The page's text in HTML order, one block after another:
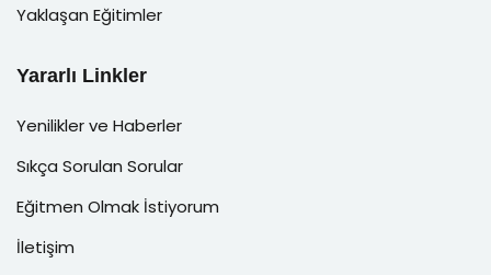
Yaklaşan Eğitimler
Yararlı Linkler
Yenilikler ve Haberler
Sıkça Sorulan Sorular
Eğitmen Olmak İstiyorum
İletişim